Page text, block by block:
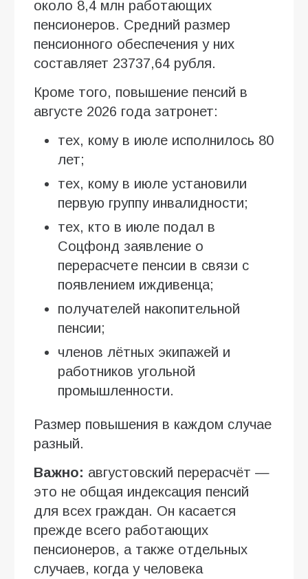
около 8,4 млн работающих
пенсионеров. Средний размер
пенсионного обеспечения у них
составляет 23737,64 рубля.
Кроме того, повышение пенсий в
августе 2026 года затронет:
тех, кому в июле исполнилось 80
лет;
тех, кому в июле установили
первую группу инвалидности;
тех, кто в июле подал в
Соцфонд заявление о
перерасчете пенсии в связи с
появлением иждивенца;
получателей накопительной
пенсии;
членов лётных экипажей и
работников угольной
промышленности.
Размер повышения в каждом случае
разный.
Важно: августовский перерасчёт —
это не общая индексация пенсий
для всех граждан. Он касается
прежде всего работающих
пенсионеров, а также отдельных
случаев, когда у человека